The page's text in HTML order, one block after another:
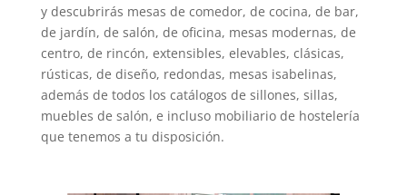
y descubrirás mesas de comedor, de cocina, de bar,
de jardín, de salón, de oficina, mesas modernas, de
centro, de rincón, extensibles, elevables, clásicas,
rústicas, de diseño, redondas, mesas isabelinas,
además de todos los catálogos de sillones, sillas,
muebles de salón, e incluso mobiliario de hostelería
que tenemos a tu disposición.